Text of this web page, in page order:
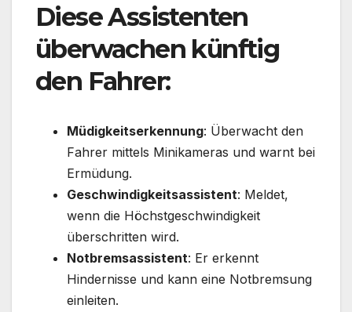
Diese Assistenten
überwachen künftig
den Fahrer:
Müdigkeitserkennung: Überwacht den
Fahrer mittels Minikameras und warnt bei
Ermüdung.
Geschwindigkeitsassistent: Meldet,
wenn die Höchstgeschwindigkeit
überschritten wird.
Notbremsassistent: Er erkennt
Hindernisse und kann eine Notbremsung
einleiten.